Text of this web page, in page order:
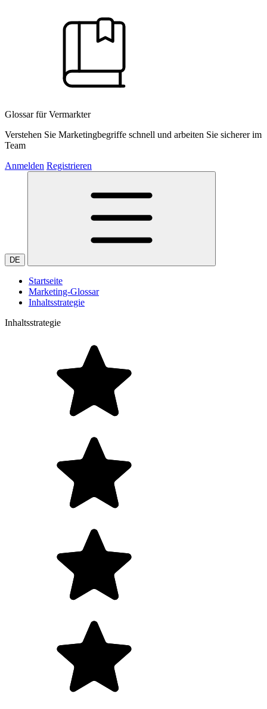
Glossar für Vermarkter
Verstehen Sie Marketingbegriffe schnell und arbeiten Sie sicherer im
Team
Anmelden Registrieren
DE
Startseite
Marketing-Glossar
Inhaltsstrategie
Inhaltsstrategie